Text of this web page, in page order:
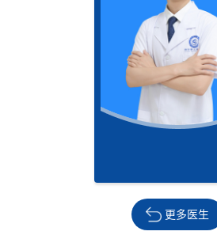
更多医生